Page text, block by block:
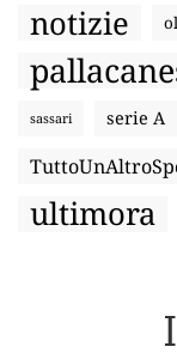
notizie
sassari serie A
ultimora